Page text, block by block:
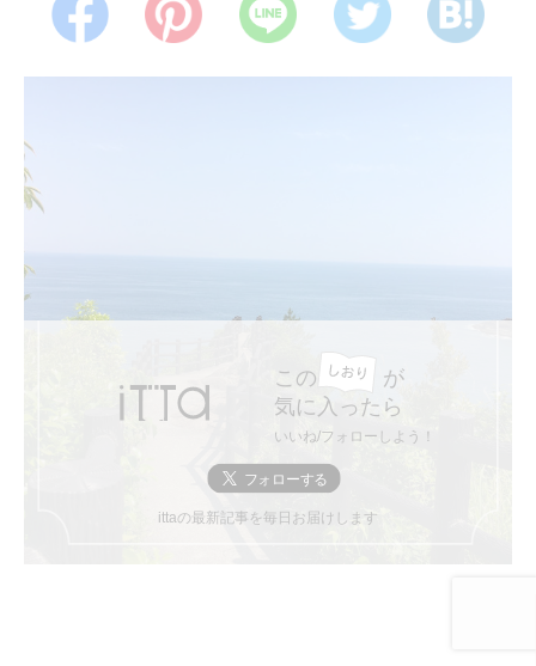
この
が
気に入ったら
いいね/フォローしよう！
ittaの最新記事を毎日お届けします